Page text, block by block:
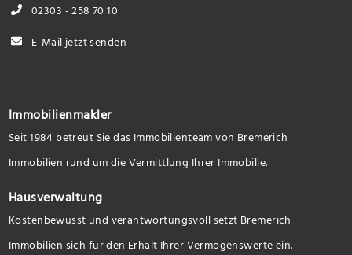
02303 - 258 70 10
E-Mail jetzt senden
Immobilienmakler
Seit 1984 betreut Sie das Immobilienteam von Bremerich
Immobilien rund um die Vermittlung Ihrer Immobilie.
Hausverwaltung
Kostenbewusst und verantwortungsvoll setzt Bremerich
Immobilien sich für den Erhalt Ihrer Vermögenswerte ein.